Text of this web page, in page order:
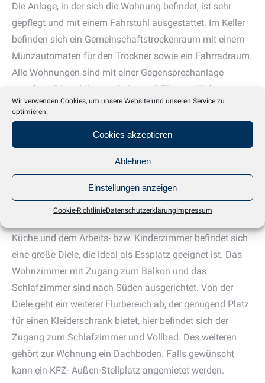
Wir verwenden Cookies, um unsere Website und unseren Service zu
optimieren.
Cookies akzeptieren
Ablehnen
Einstellungen anzeigen
Cookie-RichtlinieDatenschutzerklärungImpressum
Die Anlage, in der sich die Wohnung befindet, ist sehr
gepflegt und mit einem Fahrstuhl ausgestattet. Im Keller
befinden sich ein Gemeinschaftstrockenraum mit einem
Münzautomaten für den Trockner sowie ein Fahrradraum.
Alle Wohnungen sind mit einer Gegensprechanlage
versehen. Die schön geschnittene 3-Zimmer-Wohnung
befindet sich im 2. Obergeschoss eines
Mehrfamilienhauses mit 8 Wohneinheiten. Die Wohnung
ist einheitlich mit Laminatboden versehen. Das Vollbad
und das Gäste-WC sind weiß-grau gefliest. Die weiße
Einbauküche ist mit einem Cerankochfeld und einem
Platz für den Geschirrspüler ausgestattet. Von der Küche
und vom Eingangsflur ist der praktische Abstellraum mit
Küche und dem Arbeits- bzw. Kinderzimmer befindet sich
eine große Diele, die ideal als Essplatz geeignet ist. Das
Wohnzimmer mit Zugang zum Balkon und das
Schlafzimmer sind nach Süden ausgerichtet. Von der
Diele geht ein weiterer Flurbereich ab, der genügend Platz
für einen Kleiderschrank bietet, hier befindet sich der
Zugang zum Schlafzimmer und Vollbad. Des weiteren
gehört zur Wohnung ein Dachboden. Falls gewünscht
kann ein KFZ- Außen-Stellplatz angemietet werden.